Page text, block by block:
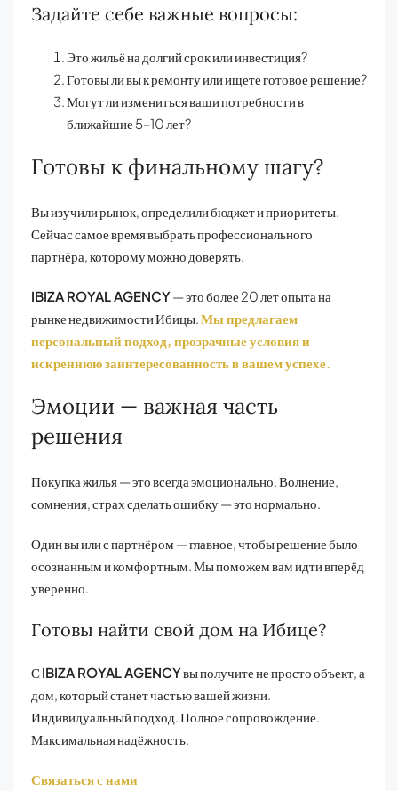
Задайте себе важные вопросы:
Это жильё на долгий срок или инвестиция?
Готовы ли вы к ремонту или ищете готовое решение?
Могут ли измениться ваши потребности в
ближайшие 5–10 лет?
Готовы к финальному шагу?
Вы изучили рынок, определили бюджет и приоритеты.
Сейчас самое время выбрать профессионального
партнёра, которому можно доверять.
IBIZA ROYAL AGENCY— это более 20 лет опыта на
рынке недвижимости Ибицы. Мы предлагаем
персональный подход, прозрачные условия и
искреннюю заинтересованность в вашем успехе.
Эмоции — важная часть
решения
Покупка жилья — это всегда эмоционально. Волнение,
сомнения, страх сделать ошибку — это нормально.
Один вы или с партнёром — главное, чтобы решение было
осознанным и комфортным. Мы поможем вам идти вперёд
уверенно.
Готовы найти свой дом на Ибице?
СIBIZA ROYAL AGENCYвы получите не просто объект, а
дом, который станет частью вашей жизни.
Индивидуальный подход. Полное сопровождение.
Максимальная надёжность.
Связаться с нами